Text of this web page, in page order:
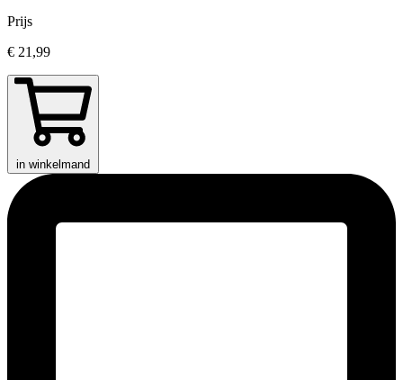
Prijs
€ 21,99
in winkelmand